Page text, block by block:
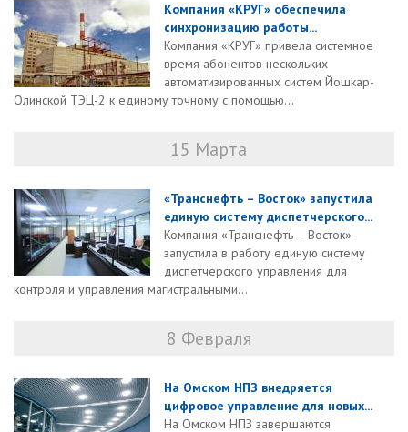
Компания «КРУГ» обеспечила
синхронизацию работы...
Компания «КРУГ» привела системное
время абонентов нескольких
автоматизированных систем Йошкар-
Олинской ТЭЦ-2 к единому точному с помощью...
15 Марта
«Транснефть – Восток» запустила
единую систему диспетчерского...
Компания «Транснефть – Восток»
запустила в работу единую систему
диспетчерского управления для
контроля и управления магистральными...
8 Февраля
На Омском НПЗ внедряется
цифровое управление для новых...
На Омском НПЗ завершаются